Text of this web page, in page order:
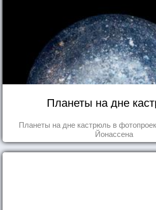
Планеты на дне
Планеты на дне кастрюль в
Йонассена